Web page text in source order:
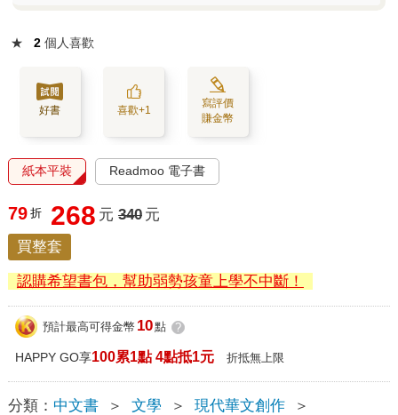
★ 2 個人喜歡
好書 喜歡+1
寫評價
賺金幣
紙本平裝 Readmoo 電子書
79 折 268 元 340 元
買整套
認購希望書包，幫助弱勢孩童上學不中斷！
預計最高可得金幣 10點 ?
HAPPY GO享100累1點 4點抵1元 折抵無上限
分類： 中文書 ＞ 文學 ＞ 現代華文創作
＞